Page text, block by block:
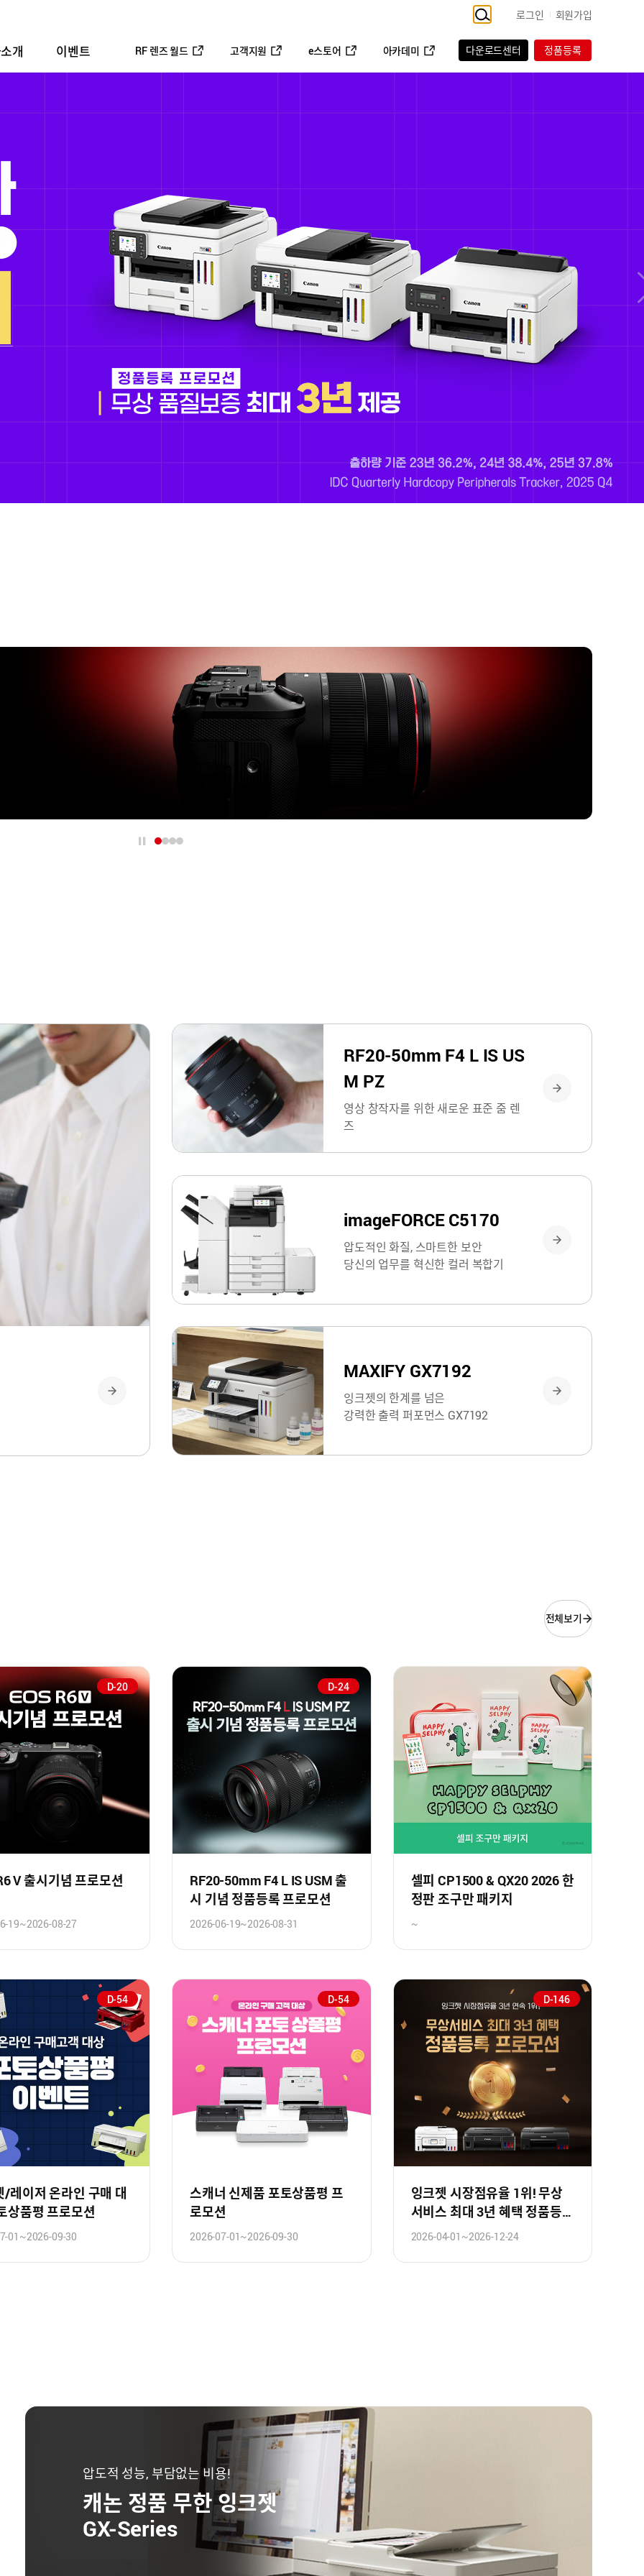
로그인 회원가입
개 이벤트 RF 렌즈 월드 고객지원 e스토어 아카데미 다운로드센터 정품등록
RF20-50mm F4 L IS US
M PZ
영상 창작자를 위한 새로운 표준 줌 렌
즈
imageFORCE C5170
압도적인 화질, 스마트한 보안
당신의 업무를 혁신한 컬러 복합기
MAXIFY GX7192
잉크젯의 한계를 넘은
강력한 출력 퍼포먼스 GX7192
전체보기
D-20
V 출시기념 프로모션
19~2026-08-27
D-24
RF20-50mm F4 L IS USM 출
시 기념 정품등록 프로모션
2026-06-19~2026-08-31
셀피 CP1500 & QX20 2026 한
정판 조구만 패키지
~
D-54
/레이저 온라인 구매 대
상품평 프로모션
01~2026-09-30
D-54
스캐너 신제품 포토상품평 프
로모션
2026-07-01~2026-09-30
D-146
잉크젯 시장점유율 1위! 무상
서비스 최대 3년 혜택 정품등록
프로모션!
2026-04-01~2026-12-24
압도적 성능, 부담없는 비용!
캐논 정품 무한 잉크젯
GX-Series